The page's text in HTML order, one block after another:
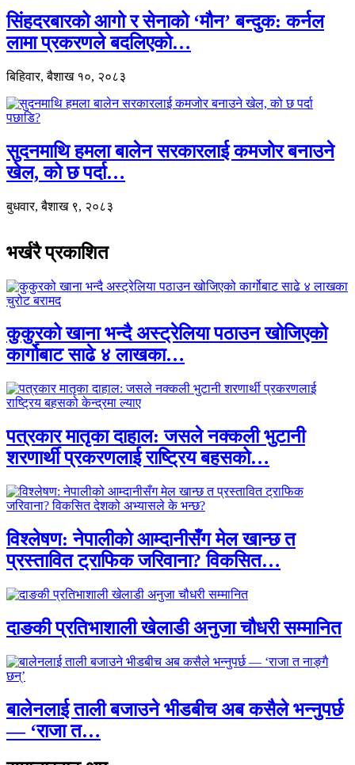
सिंहदरबारको आगो र सेनाको ‘मौन’ बन्दुक: कर्नल
लामा प्रकरणले बदलिएको…
बिहिवार, बैशाख १०, २०८३
सुदनमाथि हमला बालेन सरकारलाई कमजोर बनाउने
खेल, को छ पर्दा…
बुधवार, बैशाख ९, २०८३
भर्खरै प्रकाशित
कुकुरको खाना भन्दै अस्ट्रेलिया पठाउन खोजिएको
कार्गोबाट साढे ४ लाखका…
पत्रकार मातृका दाहाल: जसले नक्कली भुटानी
शरणार्थी प्रकरणलाई राष्ट्रिय बहसको…
विश्लेषण: नेपालीको आम्दानीसँग मेल खान्छ त
प्रस्तावित ट्राफिक जरिवाना? विकसित…
दाङकी प्रतिभाशाली खेलाडी अनुजा चौधरी सम्मानित
बालेनलाई ताली बजाउने भीडबीच अब कसैले भन्नुपर्छ
— ‘राजा त…